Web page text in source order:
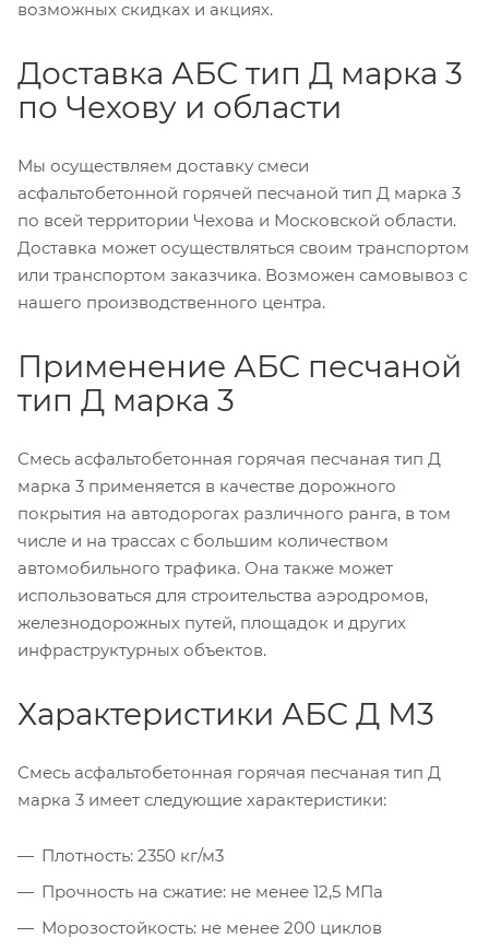
возможных скидках и акциях.
Доставка АБС тип Д марка 3
по Чехову и области
Мы осуществляем доставку смеси
асфальтобетонной горячей песчаной тип Д марка 3
по всей территории Чехова и Московской области.
Доставка может осуществляться своим транспортом
или транспортом заказчика. Возможен самовывоз с
нашего производственного центра.
Применение АБС песчаной
тип Д марка 3
Смесь асфальтобетонная горячая песчаная тип Д
марка 3 применяется в качестве дорожного
покрытия на автодорогах различного ранга, в том
числе и на трассах с большим количеством
автомобильного трафика. Она также может
использоваться для строительства аэродромов,
железнодорожных путей, площадок и других
инфраструктурных объектов.
Характеристики АБС Д М3
Смесь асфальтобетонная горячая песчаная тип Д
марка 3 имеет следующие характеристики:
Плотность: 2350 кг/м3
Прочность на сжатие: не менее 12,5 МПа
Морозостойкость: не менее 200 циклов